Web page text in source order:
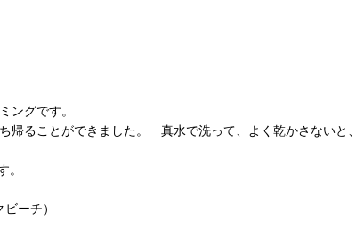
ングです。
帰ることができました。 真水で洗って、よく乾かさないと
。
ーチ）